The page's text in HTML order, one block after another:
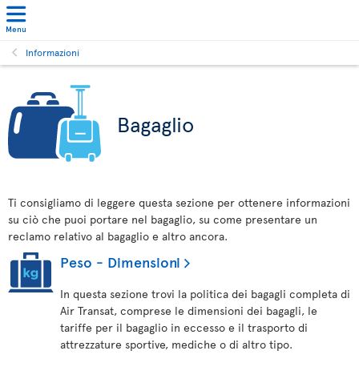
Menu
Informazioni
Bagaglio
Ti consigliamo di leggere questa sezione per ottenere informazioni
su ciò che puoi portare nel bagaglio, su come presentare un
reclamo relativo al bagaglio e altro ancora.
Peso - Dimensioni
In questa sezione trovi la politica dei bagagli completa di
Air Transat, comprese le dimensioni dei bagagli, le
tariffe per il bagaglio in eccesso e il trasporto di
attrezzature sportive, mediche o di altro tipo.